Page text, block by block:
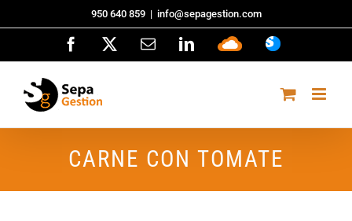
al
950 640 859 | info@sepagestion.com
Facebook
CorreoLinkedIn
Sepa
CARNE CON TOMATE